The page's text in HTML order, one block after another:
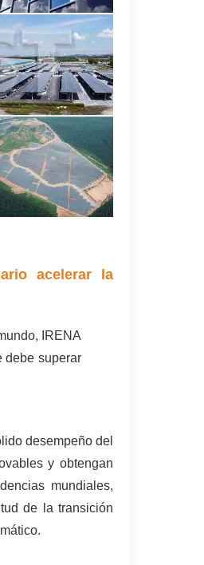
acelerar la
IRENA
debe superar
desempeño del
y obtengan
mundiales,
de la transición